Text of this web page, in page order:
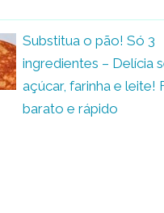
Substitua o pão! Só 3
ingredientes – Delícia
açúcar, farinha e leite!
barato e rápido